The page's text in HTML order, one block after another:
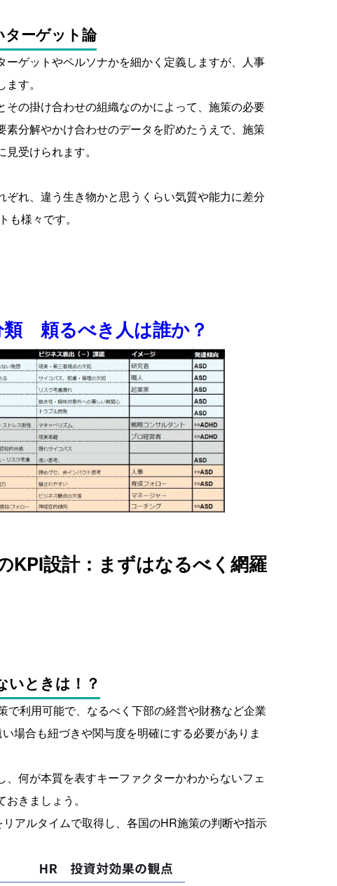
ターゲット論
ゲットやペルソナかを細かく定義しますが、人事
す。
の掛け合わせの組織なのかによって、施策の必要
分解やかけ合わせのデータを貯めたうえで、施策
受けられます。
れ、違う生き物かと思うくらい気質や能力に差分
も様々です。
類 頼るべき人は誰か？
KPI設計：まずはなるべく網羅
いときは！？
で利用可能で、なるべく下部の経営や財務など企業
場合も紐づきや関与度を明確にする必要がありま
何が本質を表すキーファクターかわからないフェ
きましょう。
アルタイムで取得し、各国のHR施策の判断や指示